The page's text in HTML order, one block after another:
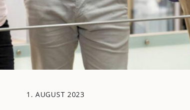
1. AUGUST 2023